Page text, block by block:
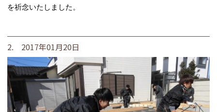
を祈念いたしました。
2. 2017年01月20日